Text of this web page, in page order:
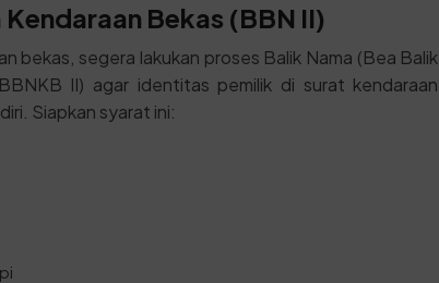
Bekas (BBN II)
bekas, segera lakukan proses Balik Nama (Bea Balik
II) agar identitas pemilik di surat kendaraan
Siapkan syarat ini: